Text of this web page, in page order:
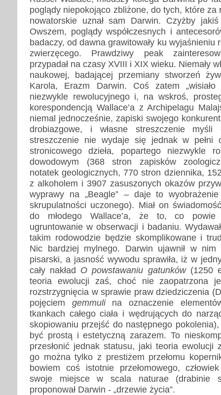
poglądy niepokojąco zbliżone, do tych, które za
nowatorskie uznał sam Darwin. Czyżby
Owszem, poglądy współczesnych i
badaczy, od dawna grawitowały ku wyjaśnieniu
zwierzęcego. Prawdziwy peak
przypadał na czasy XVIII i XIX wieku. Niemały
naukowej, badającej przemiany stworzeń
Karola, Erazm Darwin. Coś zatem
niezwykle rewolucyjnego i, na wskroś,
korespondencją Wallace’a z Archipelagu
niemal jednocześnie, zapiski swojego
drobiazgowe, i własne streszczenie myśli
streszczenie nie wydaje się jednak w pełni
stronicowego dzieła, popartego niezwykle
dowodowym (368 stron zapisków
notatek geologicznych, 770 stron dziennika,
z alkoholem i 3907 zasuszonych okazów
wyprawy na „Beagle” – daje to
skrupulatności uczonego). Miał on
do młodego Wallace’a, że to, co
ugruntowanie w obserwacji i badaniu.
takim rodowodzie będzie skomplikowane i
Nic bardziej mylnego. Darwin ujawnił w
pisarski, a jasność wywodu sprawiła, iż w
cały nakład O powstawaniu gatunków (1250
teoria ewolucji zaś, choć nie zaopatrzona
rozstrzygnięcia w sprawie praw dziedziczenia
pojęciem gemmulina oznaczenie
tkankach całego ciała i wędrujących do
skopiowaniu przejść do następnego
być prostą i estetyczną zarazem. To
przesłonić jednak statusu, jaki teoria ewolucji
go można tylko z prestiżem przełomu
bowiem coś istotnie przełomowego,
swoje miejsce w scala naturae (drabinie
proponował Darwin - „drzewie życia”.